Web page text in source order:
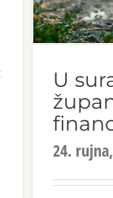
U
24.